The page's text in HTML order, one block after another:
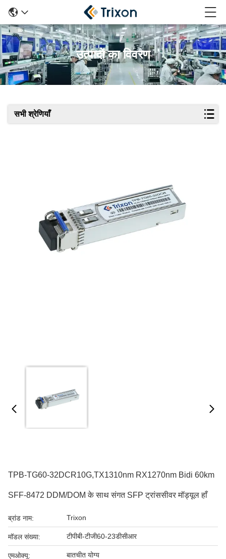
उत्पादों का विवरण
सभी श्रेणियाँ
TPB-TG60-32DCR10G,TX1310nm RX1270nm Bidi 60km
SFF-8472 DDM/DOM के साथ संगत SFP ट्रांससीवर मॉड्यूल हाँ
ब्रांड नाम: Trixon
मॉडल संख्या: टीपीबी-टीजी60-23डीसीआर
एमओक्यू: बातचीत योग्य